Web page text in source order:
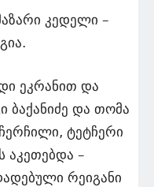
კედელი –
ეკრანით და
ბაქანიძე და თომა
ტეტჩერი
აკეთებდა –
რეიგანი